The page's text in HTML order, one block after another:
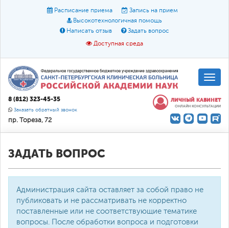
Расписание приема
Запись на прием
Высокотехнологичная помощь
Написать отзыв
Задать вопрос
Доступная среда
Размер шрифта: A A A
Цвет:
О доступной среде
8 (812) 323-45-35
Заказать обратный звонок
пр. Тореза, 72
ЛИЧНЫЙ КАБИНЕТ
ОНЛАЙН КОНСУЛЬТАЦИИ
ЗАДАТЬ ВОПРОС
Администрация сайта оставляет за собой право не
публиковать и не рассматривать не корректно
поставленные или не соответствующие тематике
вопросы. После обработки вопроса и подготовки